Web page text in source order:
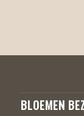
BLOEMEN